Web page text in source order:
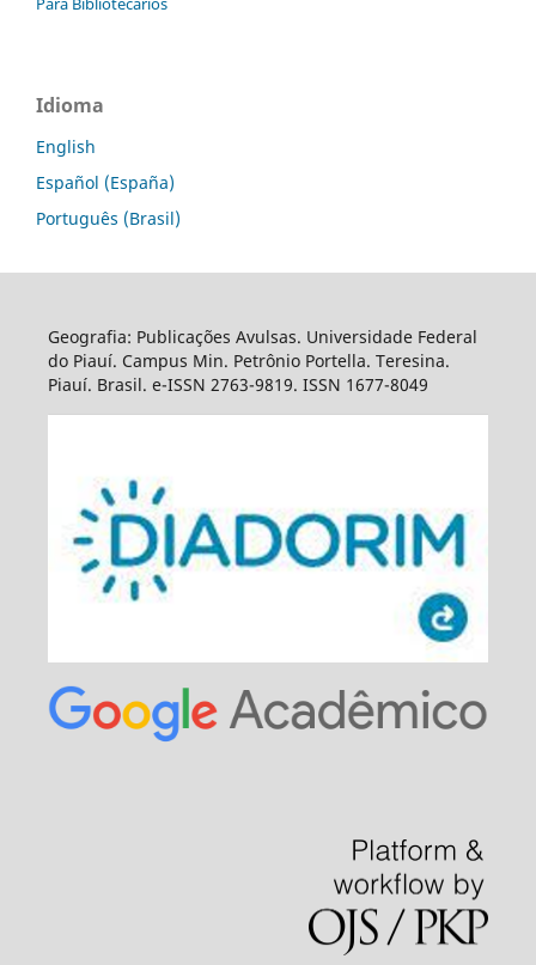
Idioma
English
Español (España)
Português (Brasil)
Geografia: Publicações Avulsas. Universidade Federal
do Piauí. Campus Min. Petrônio Portella. Teresina.
Piauí. Brasil. e-ISSN 2763-9819. ISSN 1677-8049